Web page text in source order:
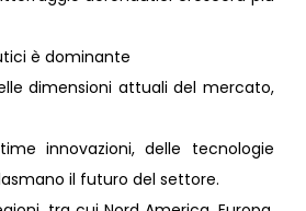
è dominante
dimensioni attuali del mercato,
innovazioni, delle tecnologie
il futuro del settore.